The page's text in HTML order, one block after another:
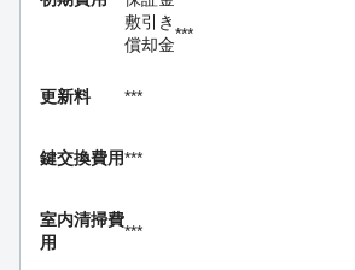
敷引き
償却金
***
更新料 ***
鍵交換費用***
室内清掃費
用
***